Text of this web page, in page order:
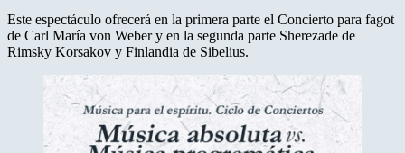
Este espectáculo ofrecerá en la primera parte el Concierto para fagot
de Carl María von Weber y en la segunda parte Sherezade de
Rimsky Korsakov y Finlandia de Sibelius.